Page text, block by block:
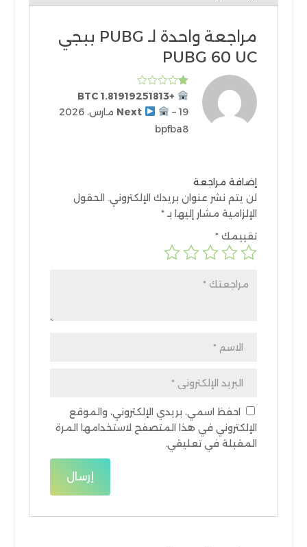
مراجعة واحدة لـ
PUBG ببجي
PUBG 60 UC
تم
التقييم
1
5
+1.81919251813 BTC
Next
– 19 مارس، 2026
bpfba8
إضافة مراجعة
لن يتم نشر عنوان بريدك الإلكتروني. الحقول
الإلزامية مشار إليها بـ*
تقييمك *
احفظ اسمي، بريدي الإلكتروني، والموقع
الإلكتروني في هذا المتصفح لاستخدامها المرة
المقبلة في تعليقي.